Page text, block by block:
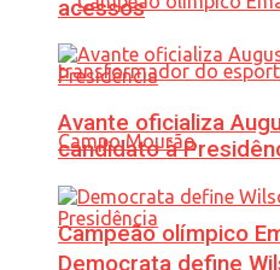
Campeão olímpico
acessos
Avante oficializa
candidato à
Democrata define